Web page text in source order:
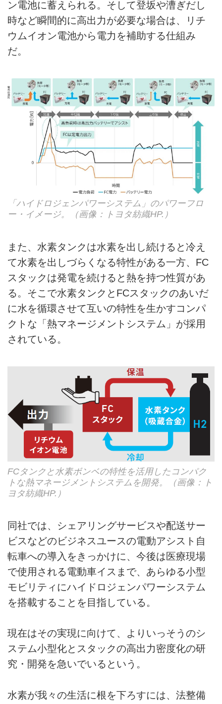
ン電池に蓄えられる。そして登坂や漕ぎだし
時など瞬間的に高出力が必要な場合は、リチ
ウムイオン電池から電力を補助する仕組み
だ。
「ハイドロジェンパワーシステム」のパワーフロ
ー・イメージ。（画像：トヨタ紡織HP.）
また、水素タンクは水素を出し続けると冷え
て水素を出しづらくなる特性がある一方、FC
スタックは発電を続けると熱を持つ性質があ
る。そこで水素タンクとFCスタックのあいだ
に水を循環させて互いの特性を生かすコンパ
クトな「熱マネージメントシステム」が採用
されている。
FCタンクと水素ボンベの特性を活用したコンパク
トな熱マネージメントシステムを開発。（画像：ト
ヨタ紡織HP.）
同社では、シェアリングサービスや配送サー
ビスなどのビジネスユースの電動アシスト自
転車への導入をきっかけに、今後は医療現場
で使用される電動車イスまで、あらゆる小型
モビリティにハイドロジェンパワーシステム
を搭載することを目指している。
現在はその実現に向けて、よりいっそうのシ
ステム小型化とスタックの高出力密度化の研
究・開発を急いでいるという。
水素が我々の生活に根を下ろすには、法整備